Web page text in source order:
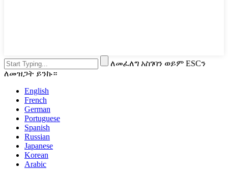
ለመፈለግ አስገባን ወይም ESCን
ለመዝጋት ይንኩ።
English
French
German
Portuguese
Spanish
Russian
Japanese
Korean
Arabic